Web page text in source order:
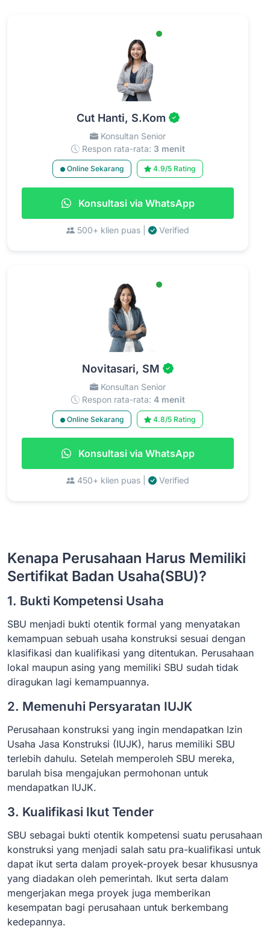
Cut Hanti, S.Kom
Konsultan Senior
Respon rata-rata: 3 menit
Online Sekarang 4.9/5 Rating
Konsultasi via WhatsApp
500+ klien puas | Verified
Novitasari, SM
Konsultan Senior
Respon rata-rata: 4 menit
Online Sekarang 4.8/5 Rating
Konsultasi via WhatsApp
450+ klien puas | Verified
Kenapa Perusahaan Harus Memiliki
Sertifikat Badan Usaha(SBU)?
1. Bukti Kompetensi Usaha
SBU menjadi bukti otentik formal yang menyatakan
kemampuan sebuah usaha konstruksi sesuai dengan
klasifikasi dan kualifikasi yang ditentukan. Perusahaan
lokal maupun asing yang memiliki SBU sudah tidak
diragukan lagi kemampuannya.
2. Memenuhi Persyaratan IUJK
Perusahaan konstruksi yang ingin mendapatkan Izin
Usaha Jasa Konstruksi (IUJK), harus memiliki SBU
terlebih dahulu. Setelah memperoleh SBU mereka,
barulah bisa mengajukan permohonan untuk
mendapatkan IUJK.
3. Kualifikasi Ikut Tender
SBU sebagai bukti otentik kompetensi suatu perusahaan
konstruksi yang menjadi salah satu pra-kualifikasi untuk
dapat ikut serta dalam proyek-proyek besar khususnya
yang diadakan oleh pemerintah. Ikut serta dalam
mengerjakan mega proyek juga memberikan
kesempatan bagi perusahaan untuk berkembang
kedepannya.